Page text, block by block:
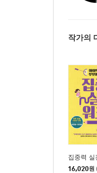
1. 학습부진
4. 학습전략
2부 학습상
6장 학습상
1. 학습상담
2. 상담 사례
7장 시험불안
1. 시험불안
2. 시험불안
작가의
집중력 실
16,020원